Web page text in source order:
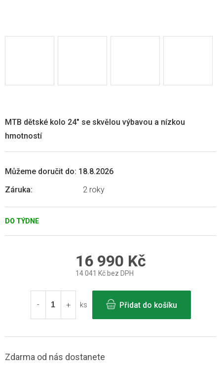
DO TÝDNE
Můžeme doručit do: 18.8.2026
Záruka: 2 roky
Zdarma od nás dostanete
MTB dětské kolo 24" se skvělou výbavou a nízkou
hmotností
16 990 Kč
14 041 Kč bez DPH
cena:
ks
Přidat do košíku